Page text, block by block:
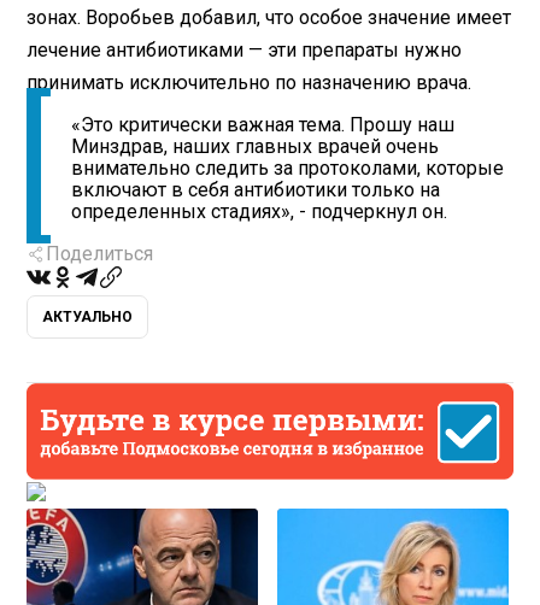
зонах. Воробьев добавил, что особое значение имеет
лечение антибиотиками — эти препараты нужно
принимать исключительно по назначению врача.
«Это критически важная тема. Прошу наш
Минздрав, наших главных врачей очень
внимательно следить за протоколами, которые
включают в себя антибиотики только на
определенных стадиях», - подчеркнул он.
Поделиться
АКТУАЛЬНО